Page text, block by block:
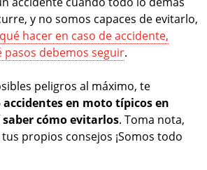
y no somos capaces de evitarlo,
qué hacer en caso de accidente,
pasos debemos seguir.
peligros al máximo, te
accidentes en moto típicos en
cómo evitarlos. Toma nota,
propios consejos ¡Somos todo